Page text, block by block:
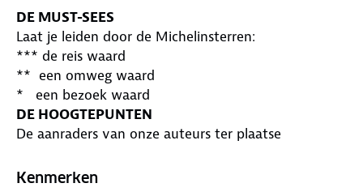
DE MUST-SEES
Laat je leiden door de Michelinsterren:
*** de reis waard
** een omweg waard
* een bezoek waard
DE HOOGTEPUNTEN
De aanraders van onze auteurs ter plaatse
Kant-en-klare reisprogramma's en uitgestippelde
Kenmerken